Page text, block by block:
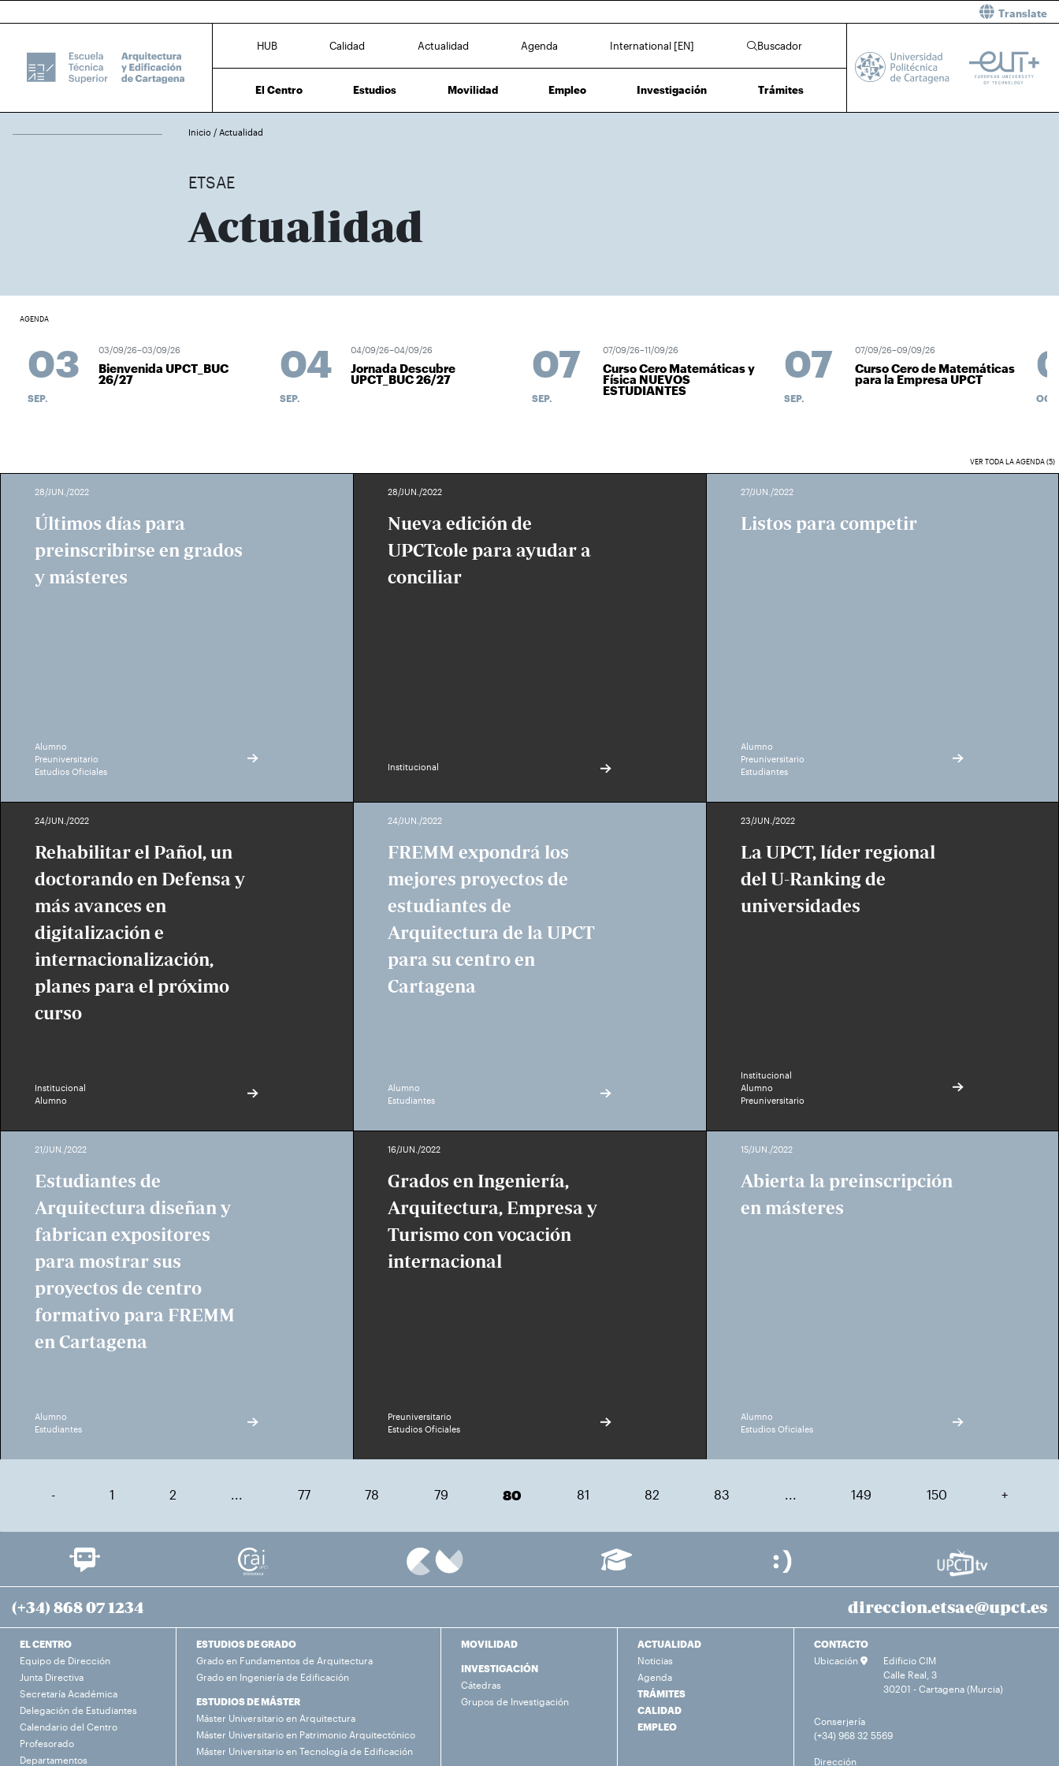
Translate
HUB Calidad Actualidad Agenda International [EN] Buscador
El Centro Estudios Movilidad Empleo Investigación Trámites
Inicio / Actualidad
ETSAE
Actualidad
AGENDA
03
SEP.
03/09/26–03/09/26
Bienvenida UPCT_BUC
26/27 04
SEP.
04/09/26–04/09/26
Jornada Descubre
UPCT_BUC 26/27 07
SEP.
07/09/26–11/09/26
Curso Cero Matemáticas y
Física NUEVOS
ESTUDIANTES
07
SEP.
07/09/26–09/09/26
Curso Cero de Matemáticas
para la Empresa UPCT
OCT.
VER TODA LA AGENDA (5)
28/JUN./2022
Últimos días para
preinscribirse en grados
y másteres
Alumno
Preuniversitario
Estudios Oficiales
28/JUN./2022
Nueva edición de
UPCTcole para ayudar a
conciliar
Institucional
27/JUN./2022
Listos para competir
Alumno
Preuniversitario
Estudiantes
24/JUN./2022
Rehabilitar el Pañol, un
doctorando en Defensa y
más avances en
digitalización e
internacionalización,
planes para el próximo
curso
Institucional
Alumno
24/JUN./2022
FREMM expondrá los
mejores proyectos de
estudiantes de
Arquitectura de la UPCT
para su centro en
Cartagena
Alumno
Estudiantes
23/JUN./2022
La UPCT, líder regional
del U-Ranking de
universidades
Institucional
Alumno
Preuniversitario
21/JUN./2022
Estudiantes de
Arquitectura diseñan y
fabrican expositores
para mostrar sus
proyectos de centro
formativo para FREMM
en Cartagena
Alumno
Estudiantes
16/JUN./2022
Grados en Ingeniería,
Arquitectura, Empresa y
Turismo con vocación
internacional
Preuniversitario
Estudios Oficiales
15/JUN./2022
Abierta la preinscripción
en másteres
Alumno
Estudios Oficiales
- 1 2 ... 77 78 79 80 81 82 83 ... 149 150 +
(+34) 868 07 1234 direccion.etsae@upct.es
EL CENTRO
Equipo de Dirección
Junta Directiva
Secretaría Académica
Delegación de Estudiantes
Calendario del Centro
Profesorado
Departamentos
ESTUDIOS DE GRADO
Grado en Fundamentos de Arquitectura
Grado en Ingeniería de Edificación
ESTUDIOS DE MÁSTER
Máster Universitario en Arquitectura
Máster Universitario en Patrimonio Arquitectónico
Máster Universitario en Tecnología de Edificación
MOVILIDAD
INVESTIGACIÓN
Cátedras
Grupos de Investigación
ACTUALIDAD
Noticias
Agenda
TRÁMITES
CALIDAD
EMPLEO
CONTACTO
Ubicación
Edificio CIM
Calle Real, 3
30201 - Cartagena (Murcia)
Conserjería
(+34) 968 32 5569
Dirección